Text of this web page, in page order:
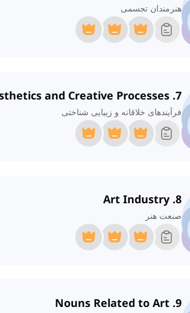
هنرمندان تجسمی
7. Aesthetics and Creative Processes
فرآیندهای خلاقانه و زیبایی شناختی
8. Art Industry
صنعت هنر
9. Nouns Related to Art